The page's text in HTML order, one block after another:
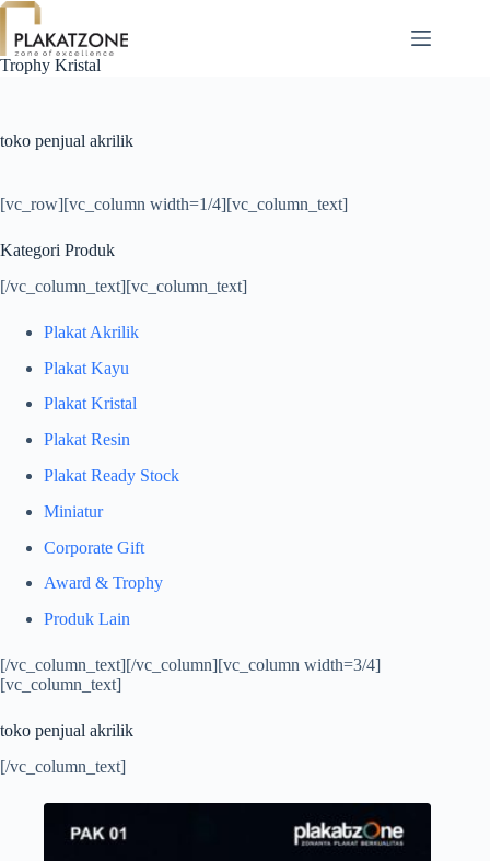
Skip
content
Trophy Kristal
toko penjual akrilik
[vc_row][vc_column width=1/4][vc_column_text]
Kategori Produk
[/vc_column_text][vc_column_text]
Plakat Akrilik
Plakat Kayu
Plakat Kristal
Plakat Resin
Plakat Ready Stock
Miniatur
Corporate Gift
Award & Trophy
Produk Lain
[/vc_column_text][/vc_column][vc_column width=3/4]
[vc_column_text]
toko penjual akrilik
[/vc_column_text]